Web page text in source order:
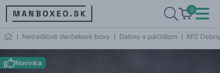
0
| Netradičné darčekové boxy | Debny s páčidlom | KPZ
Novinka